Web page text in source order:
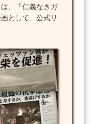
、「仁義なきガ
として、公式サ